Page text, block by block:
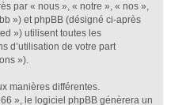
par « nous », « notre », « nos »,
») et phpBB (désigné ci-après
») utilisent toutes les
d’utilisation de votre part
»).
manières différentes.
», le logiciel phpBB génèrera un